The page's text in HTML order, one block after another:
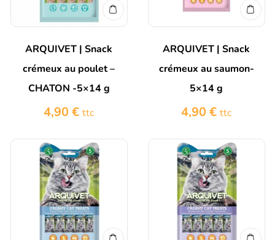
ARQUIVET | Snack
crémeux au poulet –
CHATON -5×14 g
4,90€ ttc
ARQUIVET | Snack
crémeux au saumon-
5×14 g
4,90€ ttc